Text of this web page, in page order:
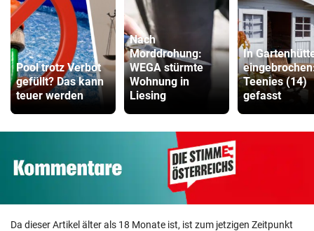
Pool trotz Verbot
gefüllt? Das kann
teuer werden
Nach
Morddrohung:
WEGA stürmte
Wohnung in
Liesing
In
Teenies (14)
gefasst
Da dieser Artikel älter als 18 Monate ist, ist zum jetzigen Zeitpunkt